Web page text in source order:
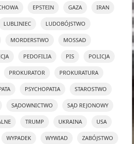
EPSTEIN GAZA IRAN
LUBLINIEC LUDOBÓJSTWO
MORDERSTWO MOSSAD
PEDOFILIA PIS POLICJA
PROKURATOR PROKURATURA
PSYCHOPATIA STAROSTWO
SĄDOWNICTWO SĄD REJONOWY
TRUMP UKRAINA USA
WYPADEK WYWIAD ZABÓJSTWO